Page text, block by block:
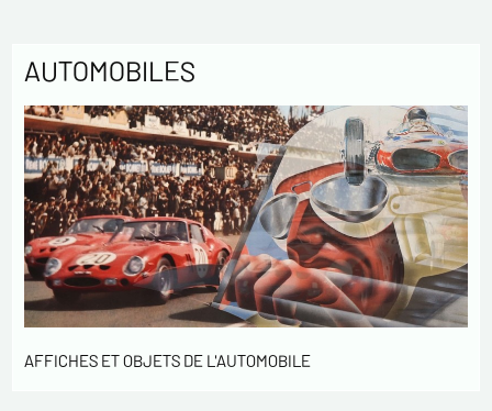
Envoyer
AUTOMOBILES
AFFICHES ET OBJETS DE L'AUTOMOBILE